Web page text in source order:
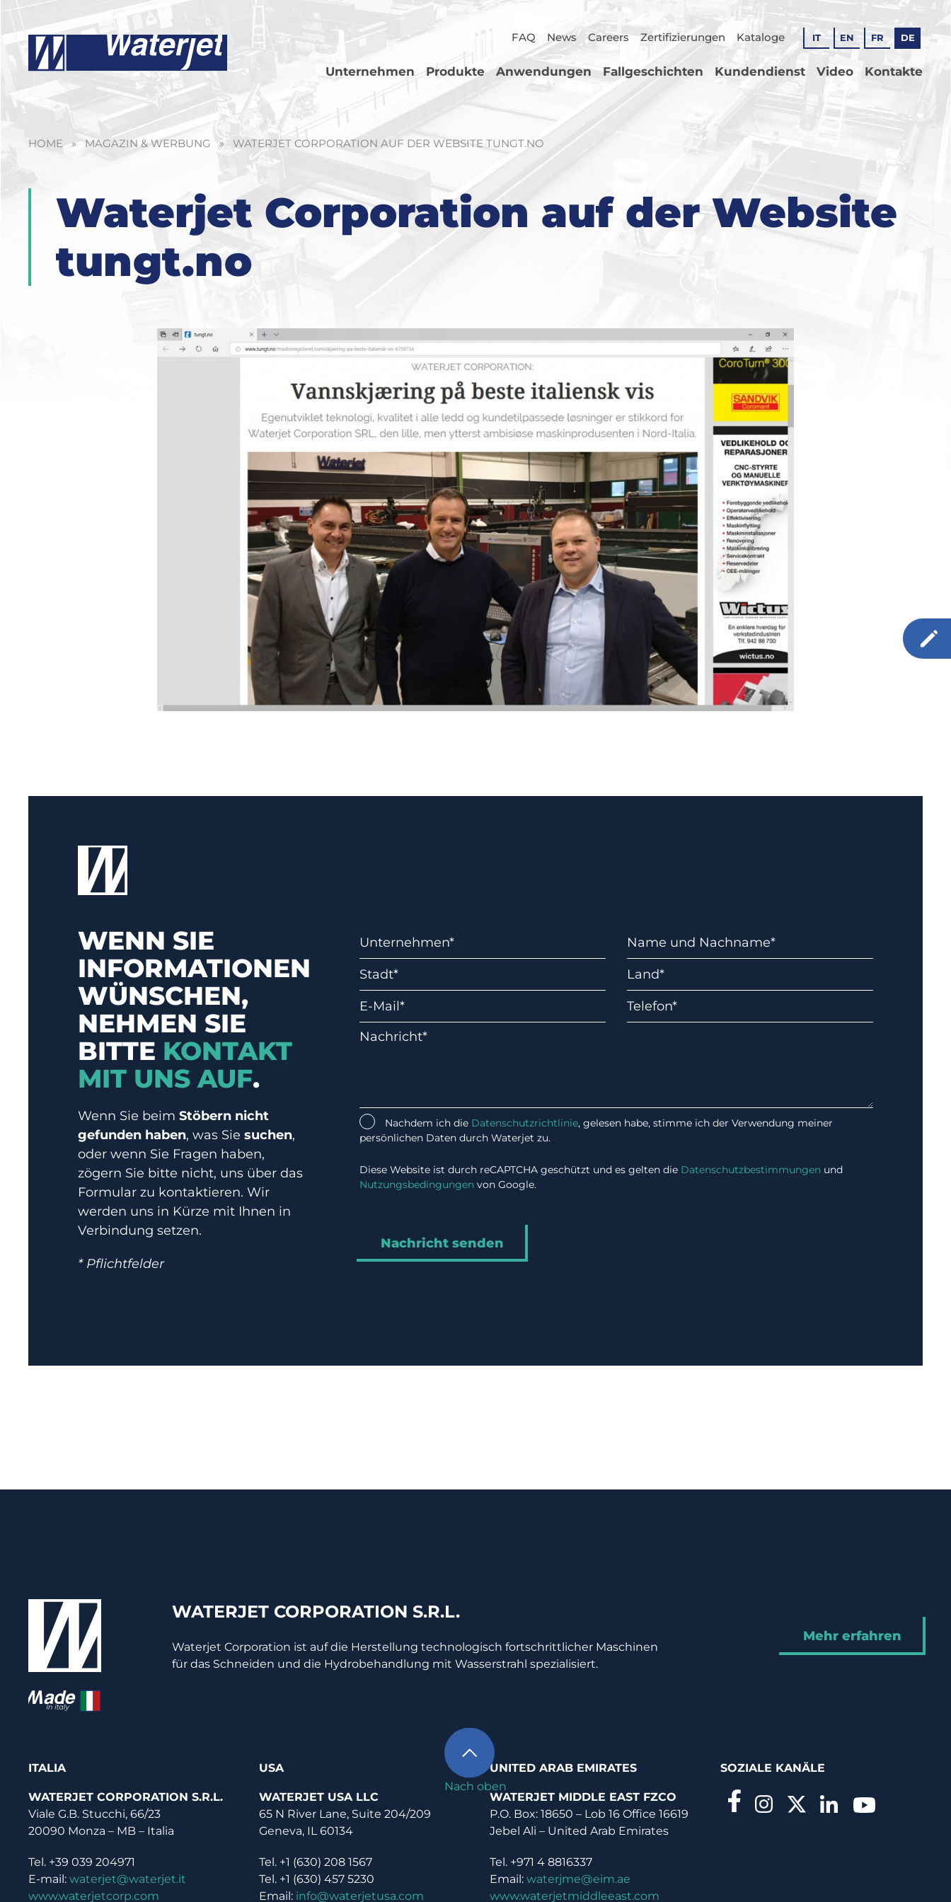
FAQ News Careers Zertifizierungen Kataloge IT EN FR DE
Unternehmen Produkte Anwendungen Fallgeschichten Kundendienst Video Kontakte
HOME » MAGAZIN & WERBUNG » WATERJET CORPORATION AUF DER WEBSITE TUNGT.NO
Waterjet Corporation auf der Website
tungt.no
WENN SIE
INFORMATIONEN
WÜNSCHEN,
NEHMEN SIE
BITTE KONTAKT
MIT UNS AUF.
Wenn Sie beim Stöbern nicht
gefunden haben, was Sie suchen,
oder wenn Sie Fragen haben,
zögern Sie bitte nicht, uns über das
Formular zu kontaktieren. Wir
werden uns in Kürze mit Ihnen in
Verbindung setzen.
* Pflichtfelder
Nachdem ich die Datenschutzrichtlinie, gelesen habe, stimme ich der Verwendung meiner
persönlichen Daten durch Waterjet zu.
Diese Website ist durch reCAPTCHA geschützt und es gelten die Datenschutzbestimmungen und
Nutzungsbedingungen von Google.
Nach oben
WATERJET CORPORATION S.R.L.
Waterjet Corporation ist auf die Herstellung technologisch fortschrittlicher Maschinen
für das Schneiden und die Hydrobehandlung mit Wasserstrahl spezialisiert.
Mehr erfahren
ITALIA
WATERJET CORPORATION S.R.L.
Viale G.B. Stucchi, 66/23
20090 Monza – MB – Italia
Tel. +39 039 204971
E-mail: waterjet@waterjet.it
www.waterjetcorp.com
USA
WATERJET USA LLC
65 N River Lane, Suite 204/209
Geneva, IL 60134
Tel. +1 (630) 208 1567
Tel. +1 (630) 457 5230
Email: info@waterjetusa.com
UNITED ARAB EMIRATES
WATERJET MIDDLE EAST FZCO
P.O. Box: 18650 – Lob 16 Office 16619
Jebel Ali – United Arab Emirates
Tel. +971 4 8816337
Email: waterjme@eim.ae
www.waterjetmiddleeast.com
SOZIALE KANÄLE